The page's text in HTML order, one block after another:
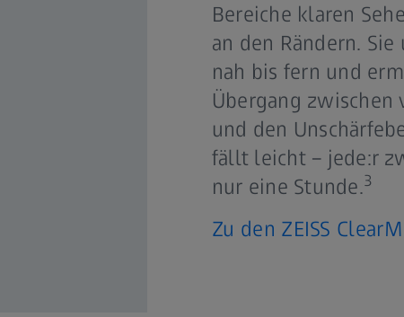
Bereiche klaren
an den Rändern.
nah bis fern und
Übergang zwischen
und den
fällt leicht – jede:r
nur eine Stunde.3
Zu den ZEISS